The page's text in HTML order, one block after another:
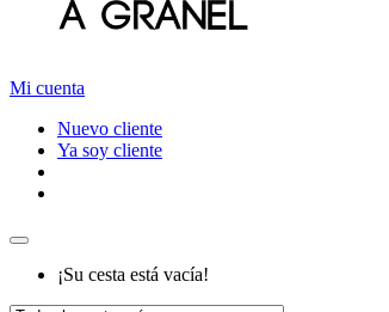
Mi cuenta
Nuevo cliente
Ya soy cliente
¡Su cesta está vacía!